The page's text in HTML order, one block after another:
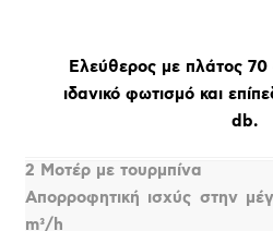
Ελεύθερος με πλάτος
ιδανικό φωτισμό και
db.
2 Μοτέρ με τουρμπίνα
Απορροφητική ισχύς στην
m³/h